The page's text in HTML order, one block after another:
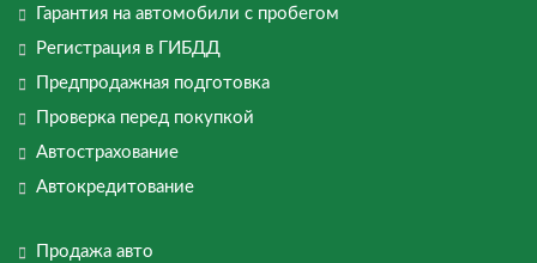
Гарантия на автомобили с пробегом
Регистрация в ГИБДД
Предпродажная подготовка
Проверка перед покупкой
Автострахование
Автокредитование
Продажа авто